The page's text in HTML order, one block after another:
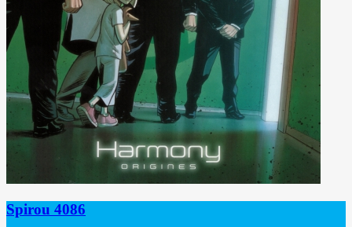
Spirou 4086